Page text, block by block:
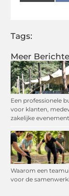
Meer
Een professionele
voor klanten,
zakelijke
Waarom een
voor de
Tags: